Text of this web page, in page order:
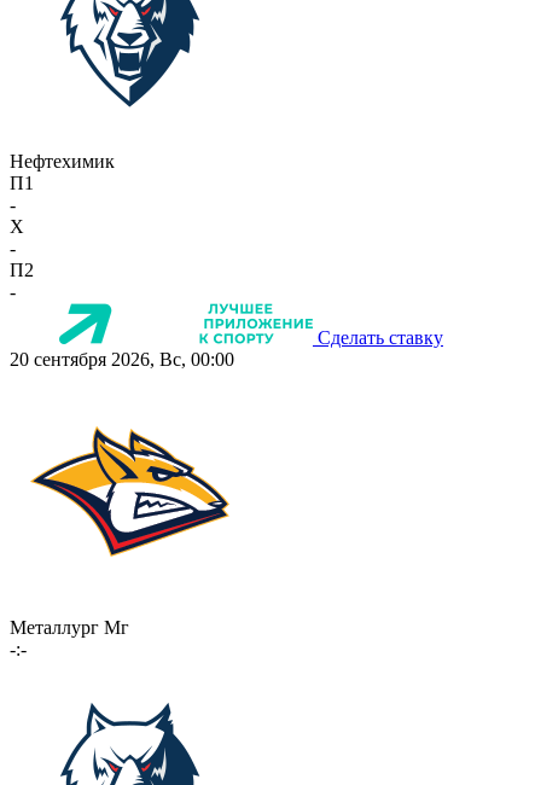
Нефтехимик
П1
-
X
-
П2
-
Сделать ставку
20 сентября 2026, Вс, 00:00
Металлург Мг
-:-